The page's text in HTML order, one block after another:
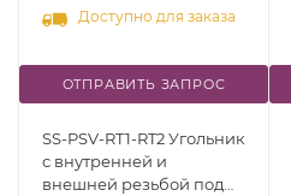
нерж.сталь 316
Доступно для заказа
ОТПРАВИТЬ ЗАПРОС
SS-PSV-RT1-RT2 Угольник
с внутренней и
внешней резьбой под